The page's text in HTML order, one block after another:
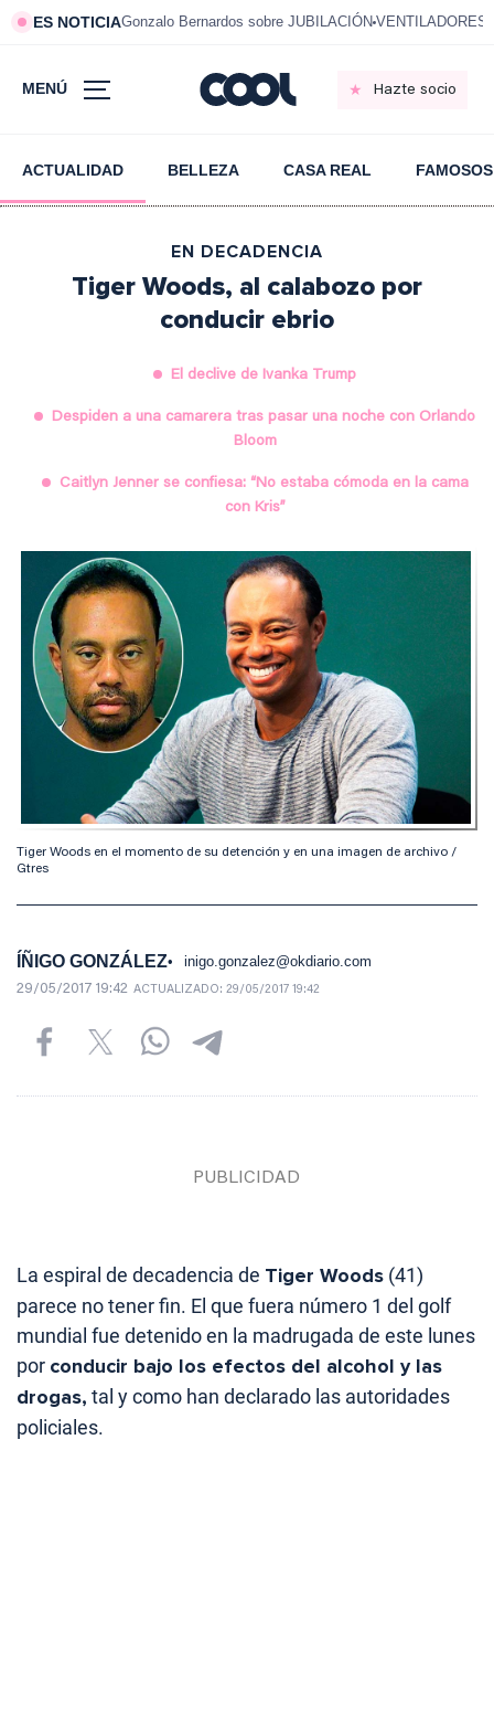
ES NOTICIAGonzalo Bernardos sobre JUBILACIÓN VENTILADORES
MENÚ Hazte socio
ACTUALIDAD BELLEZA CASA REAL FAMOSOS
EN DECADENCIA
Tiger Woods, al calabozo por
conducir ebrio
El declive de Ivanka Trump
Despiden a una camarera tras pasar una noche con Orlando
Bloom
Caitlyn Jenner se confiesa: “No estaba cómoda en la cama
con Kris”
Tiger Woods en el momento de su detención y en una imagen de archivo /
Gtres
ÍÑIGO GONZÁLEZ inigo.gonzalez@okdiario.com
29/05/2017 19:42 ACTUALIZADO: 29/05/2017 19:42
La espiral de decadencia de Tiger Woods (41)
parece no tener fin. El que fuera número 1 del golf
mundial fue detenido en la madrugada de este lunes
por conducir bajo los efectos del alcohol y las
drogas, tal y como han declarado las autoridades
policiales.